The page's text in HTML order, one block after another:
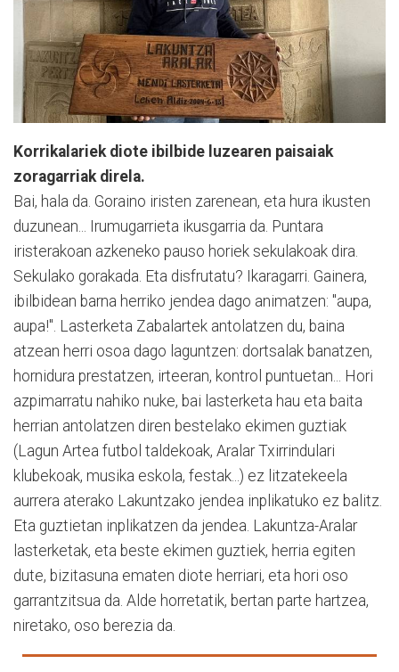
Korrikalariek diote ibilbide luzearen paisaiak
zoragarriak direla.
Bai, hala da. Goraino iristen zarenean, eta hura ikusten
duzunean... Irumugarrieta ikusgarria da. Puntara
iristerakoan azkeneko pauso horiek sekulakoak dira.
Sekulako gorakada. Eta disfrutatu? Ikaragarri. Gainera,
ibilbidean barna herriko jendea dago animatzen: "aupa,
aupa!". Lasterketa Zabalartek antolatzen du, baina
atzean herri osoa dago laguntzen: dortsalak banatzen,
hornidura prestatzen, irteeran, kontrol puntuetan... Hori
azpimarratu nahiko nuke, bai lasterketa hau eta baita
herrian antolatzen diren bestelako ekimen guztiak
(Lagun Artea futbol taldekoak, Aralar Txirrindulari
klubekoak, musika eskola, festak...) ez litzatekeela
aurrera aterako Lakuntzako jendea inplikatuko ez balitz.
Eta guztietan inplikatzen da jendea. Lakuntza-Aralar
lasterketak, eta beste ekimen guztiek, herria egiten
dute, bizitasuna ematen diote herriari, eta hori oso
garrantzitsua da. Alde horretatik, bertan parte hartzea,
niretako, oso berezia da.